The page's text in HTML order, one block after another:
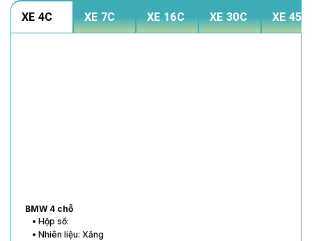
XE 4C XE 7C XE 16C XE 30C XE 45C
BMW 4 chỗ
• Hộp số:
• Nhiên liệu: Xăng